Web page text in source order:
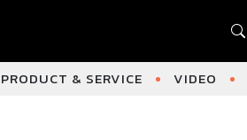
PRODUCT & SERVICE VIDEO